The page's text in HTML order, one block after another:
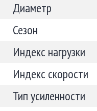
Диаметр
Сезон
Индекс нагрузки
Индекс скорости
Тип усиленности